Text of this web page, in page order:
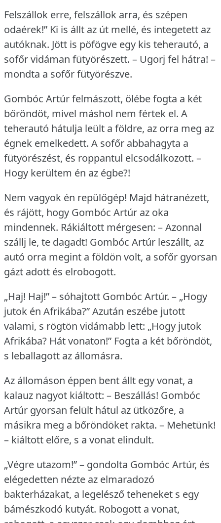
Felszállok erre, felszállok arra, és szépen
odaérek!” Ki is állt az út mellé, és integetett az
autóknak. Jött is pöfögve egy kis teherautó, a
sofőr vidáman fütyörészett. – Ugorj fel hátra! –
mondta a sofőr fütyörészve.
Gombóc Artúr felmászott, ölébe fogta a két
bőröndöt, mivel máshol nem fértek el. A
teherautó hátulja leült a földre, az orra meg az
égnek emelkedett. A sofőr abbahagyta a
fütyörészést, és roppantul elcsodálkozott. –
Hogy kerültem én az égbe?!
Nem vagyok én repülőgép! Majd hátranézett,
és rájött, hogy Gombóc Artúr az oka
mindennek. Rákiáltott mérgesen: – Azonnal
szállj le, te dagadt! Gombóc Artúr leszállt, az
autó orra megint a földön volt, a sofőr gyorsan
gázt adott és elrobogott.
„Haj! Haj!” – sóhajtott Gombóc Artúr. – „Hogy
jutok én Afrikába?” Azután eszébe jutott
valami, s rögtön vidámabb lett: „Hogy jutok
Afrikába? Hát vonaton!” Fogta a két bőröndöt,
s leballagott az állomásra.
Az állomáson éppen bent állt egy vonat, a
kalauz nagyot kiáltott: – Beszállás! Gombóc
Artúr gyorsan felült hátul az ütközőre, a
másikra meg a bőröndöket rakta. – Mehetünk!
– kiáltott előre, s a vonat elindult.
„Végre utazom!” – gondolta Gombóc Artúr, és
elégedetten nézte az elmaradozó
bakterházakat, a legelésző teheneket s egy
bámészkodó kutyát. Robogott a vonat,